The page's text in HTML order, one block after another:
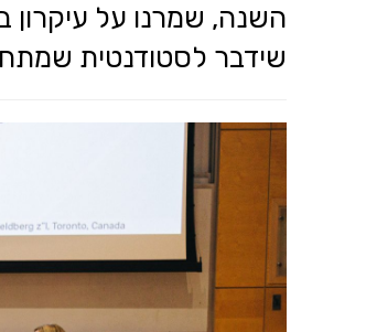
השנה, שמרנו על עיקרון
שידבר לסטודנטית